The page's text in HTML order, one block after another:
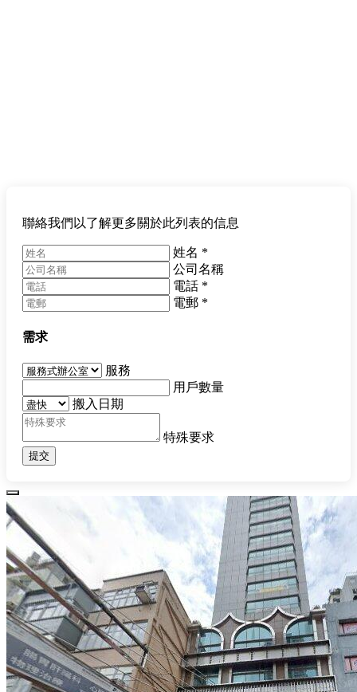
聯絡我們以了解更多關於此列表的信息
姓名 *
公司名稱
電話 *
電郵 *
需求
服務
用戶數量
搬入日期
特殊要求
提交